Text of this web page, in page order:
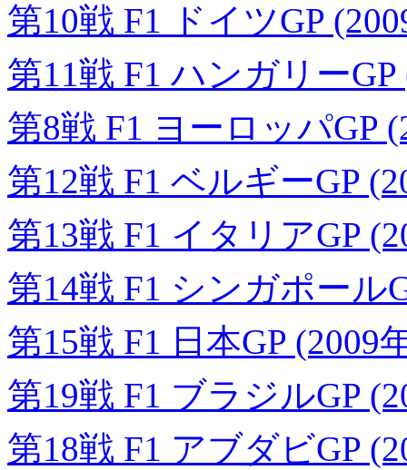
第10戦 F1 ドイツGP
第11戦 F1 ハンガリー
第8戦 F1 ヨーロッパGP
第12戦 F1 ベルギーGP
第13戦 F1 イタリアGP
第14戦 F1 シンガポール
第15戦 F1 日本GP (2009
第19戦 F1 ブラジルGP
第18戦 F1 アブダビGP